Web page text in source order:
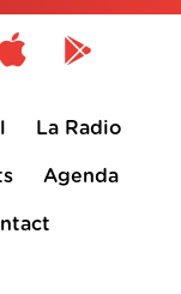
La Radio
Agenda